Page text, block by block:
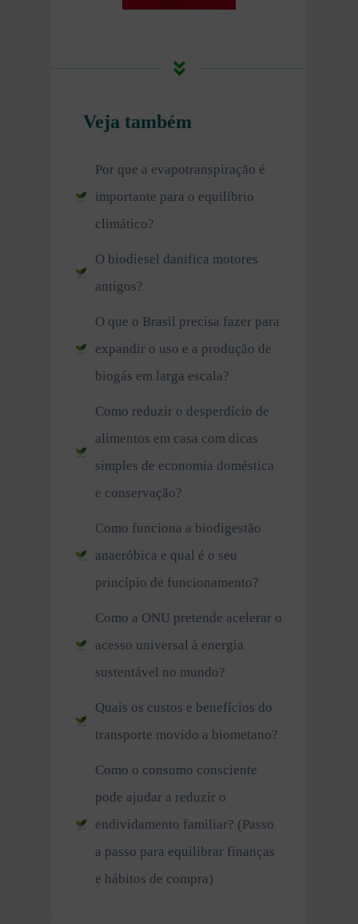
Veja também
Por que a evapotranspiração é
importante para o equilíbrio
climático?
O biodiesel danifica motores
antigos?
O que o Brasil precisa fazer para
expandir o uso e a produção de
biogás em larga escala?
Como reduzir o desperdício de
alimentos em casa com dicas
simples de economia doméstica
e conservação?
Como funciona a biodigestão
anaeróbica e qual é o seu
princípio de funcionamento?
Como a ONU pretende acelerar o
acesso universal à energia
sustentável no mundo?
Quais os custos e benefícios do
transporte movido a biometano?
Como o consumo consciente
pode ajudar a reduzir o
endividamento familiar? (Passo
a passo para equilibrar finanças
e hábitos de compra)